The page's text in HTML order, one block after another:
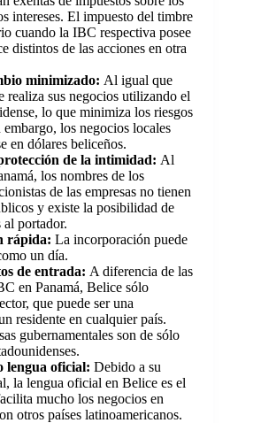
intereses. El impuesto del timbre
cuando la IBC respectiva posee
distintos de las acciones en otra
minimizado: Al igual que
realiza sus negocios utilizando el
lo que minimiza los riesgos
los negocios locales
en dólares beliceños.
de la intimidad: Al
los nombres de los
de las empresas no tienen
y existe la posibilidad de
al portador.
rápida: La incorporación puede
un día.
de entrada: A diferencia de las
en Panamá, Belice sólo
que puede ser una
residente en cualquier país.
gubernamentales son de sólo
lengua oficial: Debido a su
la lengua oficial en Belice es el
mucho los negocios en
otros países latinoamericanos.